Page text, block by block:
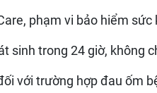
phạm vi bảo hiểm
sinh trong 24 giờ, không
với trường hợp đau ốm